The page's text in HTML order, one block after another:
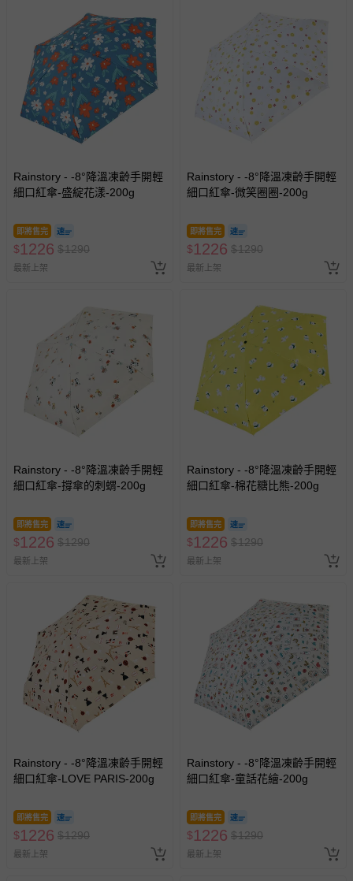
Rainstory - -8°降溫凍齡手開輕
細口紅傘-盛綻花漾-200g
即將售完
$1226 $1290
最新上架
Rainstory - -8°降溫凍齡手開輕
細口紅傘-微笑圈圈-200g
即將售完
$1226 $1290
最新上架
Rainstory - -8°降溫凍齡手開輕
細口紅傘-撐傘的刺蝟-200g
即將售完
$1226 $1290
最新上架
Rainstory - -8°降溫凍齡手開輕
細口紅傘-棉花糖比熊-200g
即將售完
$1226 $1290
最新上架
Rainstory - -8°降溫凍齡手開輕
細口紅傘-LOVE PARIS-200g
即將售完
$1226 $1290
最新上架
Rainstory - -8°降溫凍齡手開輕
細口紅傘-童話花繪-200g
即將售完
$1226 $1290
最新上架